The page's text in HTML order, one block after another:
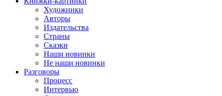
Художники
Авторы
Издательства
Страны
Сказки
Наши новинки
Не наши новинки
Разговоры
Процесс
Интервью